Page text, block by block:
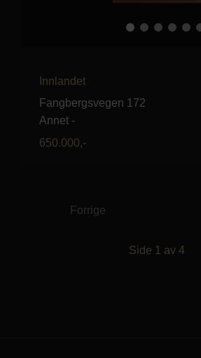
Innlandet
Fangbergsvegen 172
Annet -
650.000,-
Forrige
Side 1 av 4